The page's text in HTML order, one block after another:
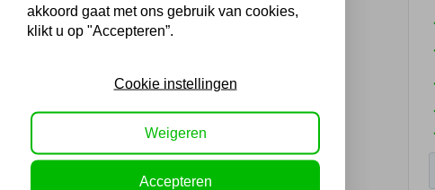
akkoord gaat met ons gebruik van cookies,
klikt u op "Accepteren”.
Cookie instellingen
Weigeren
Accepteren